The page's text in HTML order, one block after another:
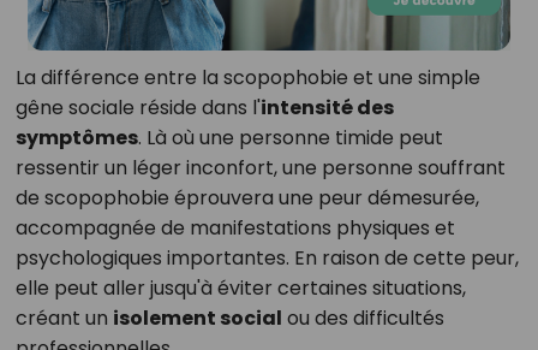
La différence entre la scopophobie et une simple
gêne sociale réside dans l'intensité des
symptômes. Là où une personne timide peut
ressentir un léger inconfort, une personne souffrant
de scopophobie éprouvera une peur démesurée,
accompagnée de manifestations physiques et
psychologiques importantes. En raison de cette peur,
elle peut aller jusqu'à éviter certaines situations,
créant un isolement social ou des difficultés